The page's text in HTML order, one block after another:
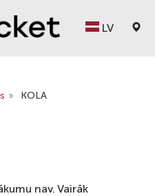
LV
» KOLA
nav. Vairāk